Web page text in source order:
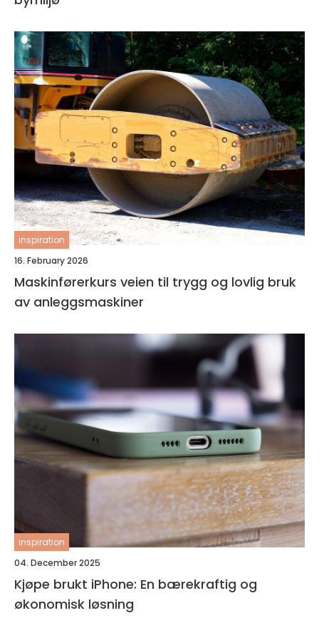
inspiration
16. February 2026
Maskinførerkurs veien til trygg og lovlig bruk
av anleggsmaskiner
inspiration
04. December 2025
Kjøpe brukt iPhone: En bærekraftig og
økonomisk løsning